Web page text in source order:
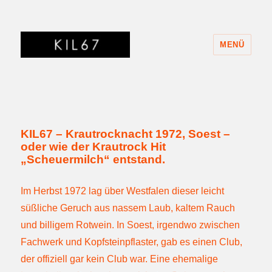
MENÜ
KIL67 – Krautrocknacht 1972, Soest –
oder wie der Krautrock Hit
„Scheuermilch“ entstand.
Im Herbst 1972 lag über Westfalen dieser leicht
süßliche Geruch aus nassem Laub, kaltem Rauch
und billigem Rotwein. In Soest, irgendwo zwischen
Fachwerk und Kopfsteinpflaster, gab es einen Club,
der offiziell gar kein Club war. Eine ehemalige